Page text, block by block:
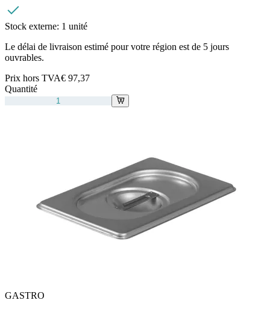
Stock externe: 1 unité
Le délai de livraison estimé pour votre région est de 5 jours
ouvrables.
Prix hors TVA€ 97,37
Quantité
GASTRO